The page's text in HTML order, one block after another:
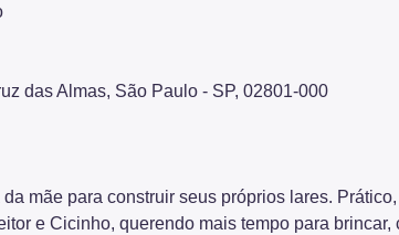
das Almas, São Paulo - SP, 02801-000
mãe para construir seus próprios lares.
e Cicinho, querendo mais tempo para brincar,